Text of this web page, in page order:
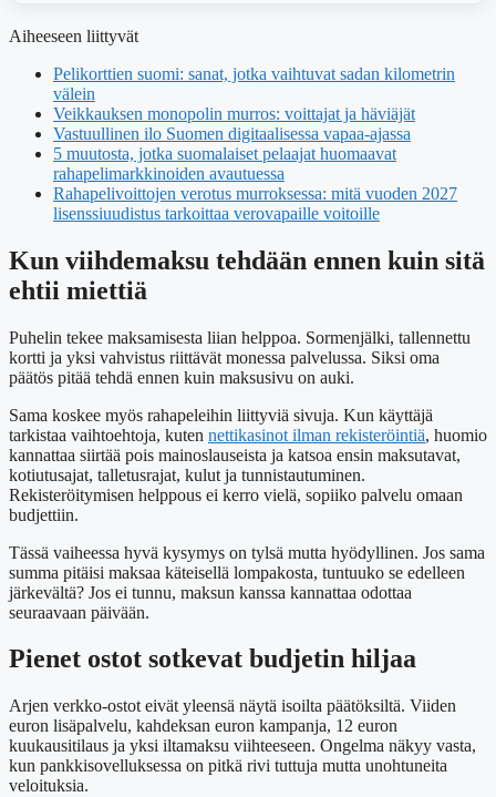
Aiheeseen liittyvät
Pelikorttien suomi: sanat, jotka vaihtuvat sadan kilometrin
välein
Veikkauksen monopolin murros: voittajat ja häviäjät
Vastuullinen ilo Suomen digitaalisessa vapaa-ajassa
5 muutosta, jotka suomalaiset pelaajat huomaavat
rahapelimarkkinoiden avautuessa
Rahapelivoittojen verotus murroksessa: mitä vuoden 2027
lisenssiuudistus tarkoittaa verovapaille voitoille
Kun viihdemaksu tehdään ennen kuin sitä
ehtii miettiä
Puhelin tekee maksamisesta liian helppoa. Sormenjälki, tallennettu
kortti ja yksi vahvistus riittävät monessa palvelussa. Siksi oma
päätös pitää tehdä ennen kuin maksusivu on auki.
Sama koskee myös rahapeleihin liittyviä sivuja. Kun käyttäjä
tarkistaa vaihtoehtoja, kuten nettikasinot ilman rekisteröintiä, huomio
kannattaa siirtää pois mainoslauseista ja katsoa ensin maksutavat,
kotiutusajat, talletusrajat, kulut ja tunnistautuminen.
Rekisteröitymisen helppous ei kerro vielä, sopiiko palvelu omaan
budjettiin.
Tässä vaiheessa hyvä kysymys on tylsä mutta hyödyllinen. Jos sama
summa pitäisi maksaa käteisellä lompakosta, tuntuuko se edelleen
järkevältä? Jos ei tunnu, maksun kanssa kannattaa odottaa
seuraavaan päivään.
Pienet ostot sotkevat budjetin hiljaa
Arjen verkko-ostot eivät yleensä näytä isoilta päätöksiltä. Viiden
euron lisäpalvelu, kahdeksan euron kampanja, 12 euron
kuukausitilaus ja yksi iltamaksu viihteeseen. Ongelma näkyy vasta,
kun pankkisovelluksessa on pitkä rivi tuttuja mutta unohtuneita
veloituksia.